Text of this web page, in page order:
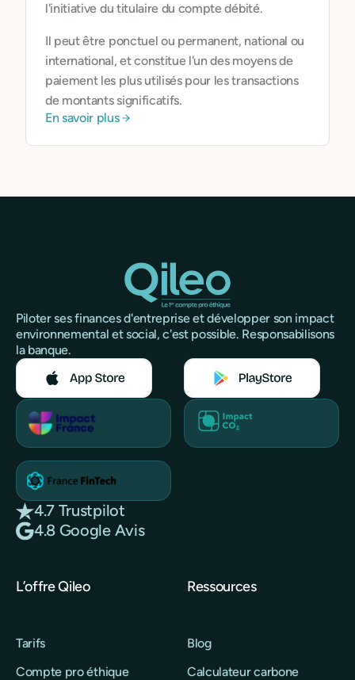
l'initiative du titulaire du compte débité.
Il peut être ponctuel ou permanent, national ou
international, et constitue l'un des moyens de
paiement les plus utilisés pour les transactions
de montants significatifs.
En savoir plus
Piloter ses finances d'entreprise et développer son impact
environnemental et social, c'est possible. Responsabilisons
la banque.
4.7 Trustpilot
4.8 Google Avis
L’offre Qileo
Tarifs
Compte pro éthique
Ressources
Blog
Calculateur carbone